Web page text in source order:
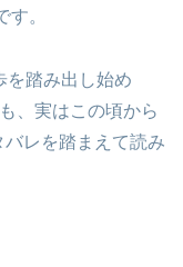
。
を踏み出し始め
、実はこの頃から
レを踏まえて読み